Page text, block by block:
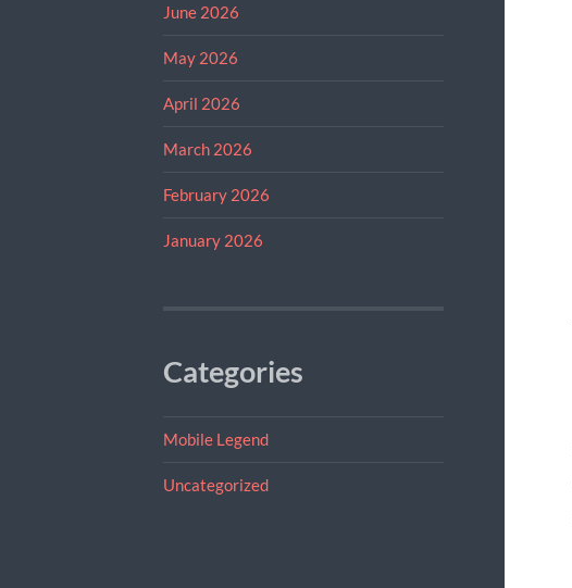
June 2026
May 2026
April 2026
March 2026
February 2026
January 2026
Categories
Mobile Legend
Uncategorized